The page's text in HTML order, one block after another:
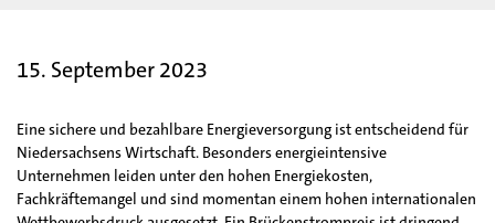
15. September 2023
Eine sichere und bezahlbare Energieversorgung ist entscheidend für
Niedersachsens Wirtschaft. Besonders energieintensive
Unternehmen leiden unter den hohen Energiekosten,
Fachkräftemangel und sind momentan einem hohen internationalen